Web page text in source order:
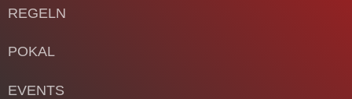
REGELN
POKAL
EVENTS